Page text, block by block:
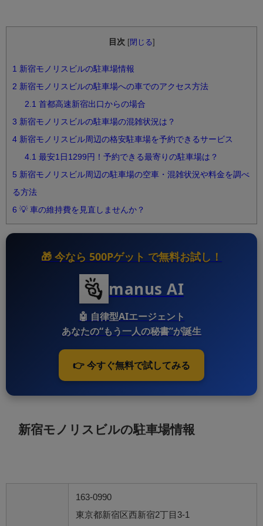
目次 閉じる
1 新宿モノリスビルの駐車場情報
2 新宿モノリスビルの駐車場への車でのアクセス方法
2.1 首都高速新宿出口からの場合
3 新宿モノリスビルの駐車場の混雑状況は？
4 新宿モノリスビル周辺の格安駐車場を予約できるサービス
4.1 最安1日1299円！予約できる最寄りの駐車場は？
5 新宿モノリスビル周辺の駐車場の空車・混雑状況や料金を調べ
る方法
6 💡 車の維持費を見直しませんか？
🎁 今なら 500Pゲット で無料お試し！
manus AI
🤖 自律型AIエージェント
あなたの“もう一人の秘書”が誕生
👉 今すぐ無料で試してみる
新宿モノリスビルの駐車場情報
163-0990
東京都新宿区西新宿2丁目3-1